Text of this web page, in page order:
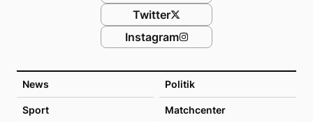
News Politik
Sport Matchcenter
Twitter
Instagram